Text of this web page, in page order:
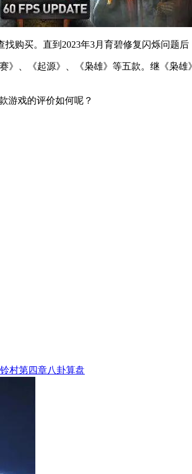
购买。直到2023年3月育碧修复闪烁问题后
》、《起源》、《枭雄》等五款。继《枭
游戏的评价如何呢？
村第四章八卦算盘